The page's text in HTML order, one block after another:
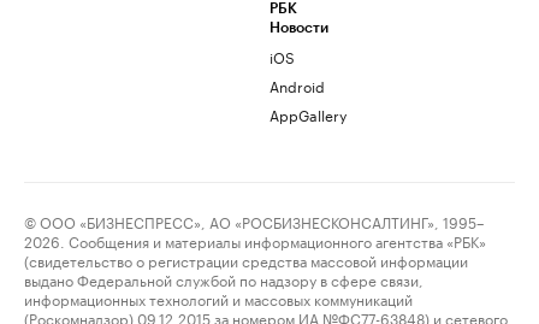
РБК
Новости
iOS
Android
AppGallery
© ООО «БИЗНЕСПРЕСС», АО «РОСБИЗНЕСКОНСАЛТИНГ», 1995–
2026. Сообщения и материалы информационного агентства «РБК»
(свидетельство о регистрации средства массовой информации
выдано Федеральной службой по надзору в сфере связи,
информационных технологий и массовых коммуникаций
(Роскомнадзор) 09.12.2015 за номером ИА №ФС77-63848) и сетевого